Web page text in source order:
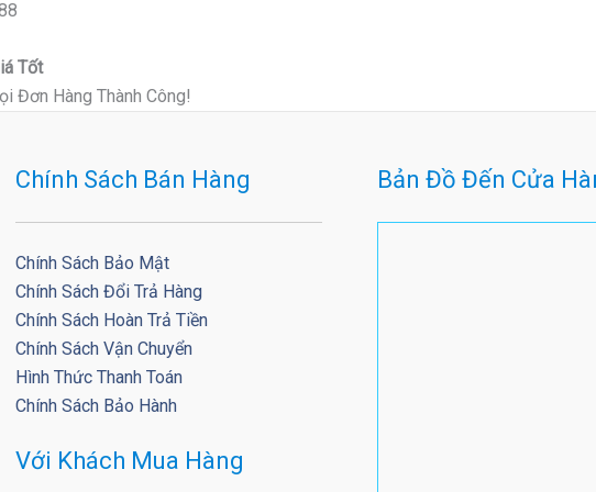
Tốt
Đơn Hàng Thành Công!
Chính Sách Bán Hàng
Chính Sách Bảo Mật
Chính Sách Đổi Trả Hàng
Chính Sách Hoàn Trả Tiền
Chính Sách Vận Chuyển
Hình Thức Thanh Toán
Chính Sách Bảo Hành
Với Khách Mua Hàng
Bản Đồ Đến Cửa